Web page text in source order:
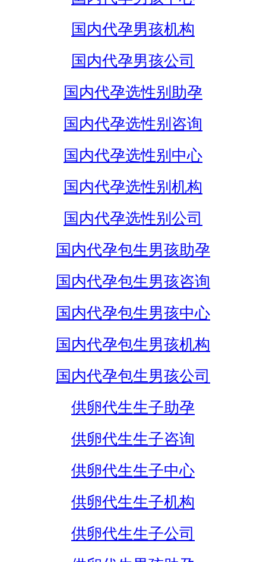
国内代孕男孩机构
国内代孕男孩公司
国内代孕选性别助孕
国内代孕选性别咨询
国内代孕选性别中心
国内代孕选性别机构
国内代孕选性别公司
国内代孕包生男孩助孕
国内代孕包生男孩咨询
国内代孕包生男孩中心
国内代孕包生男孩机构
国内代孕包生男孩公司
供卵代生生子助孕
供卵代生生子咨询
供卵代生生子中心
供卵代生生子机构
供卵代生生子公司